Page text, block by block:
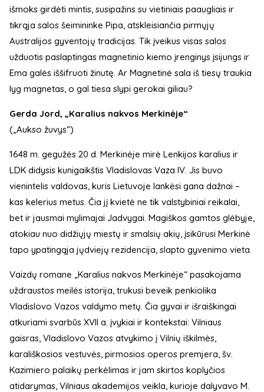
išmoks girdėti mintis, susipažins su vietiniais paaugliais ir
tikrąja salos šeimininke Pipa, atskleisiančia pirmųjų
Australijos gyventojų tradicijas. Tik įveikus visas salos
užduotis paslaptingas magnetinio kiemo įrenginys įsijungs ir
Ema galės iššifruoti žinutę. Ar Magnetinė sala iš tiesų traukia
lyg magnetas, o gal tiesa slypi gerokai giliau?
Gerda Jord, „Karalius nakvos Merkinėje“
(„Aukso žuvys“)
1648 m. gegužės 20 d. Merkinėje mirė Lenkijos karalius ir
LDK didysis kunigaikštis Vladislovas Vaza IV. Jis buvo
vienintelis valdovas, kuris Lietuvoje lankėsi gana dažnai –
kas kelerius metus. Čia jį kvietė ne tik valstybiniai reikalai,
bet ir jausmai mylimajai Jadvygai. Magiškos gamtos glėbyje,
atokiau nuo didžiųjų miestų ir smalsių akių, įsikūrusi Merkinė
tapo ypatingąja jųdviejų rezidencija, slapto gyvenimo vieta.
Vaizdų romane „Karalius nakvos Merkinėje“ pasakojama
uždraustos meilės istorija, trukusi beveik penkiolika
Vladislovo Vazos valdymo metų. Čia gyvai ir išraiškingai
atkuriami svarbūs XVII a. įvykiai ir kontekstai: Vilniaus
gaisras, Vladislovo Vazos atvykimo į Vilnių iškilmės,
karališkosios vestuvės, pirmosios operos premjera, šv.
Kazimiero palaikų perkėlimas ir jam skirtos koplyčios
atidarymas, Vilniaus akademijos veikla, kurioje dalyvavo M.